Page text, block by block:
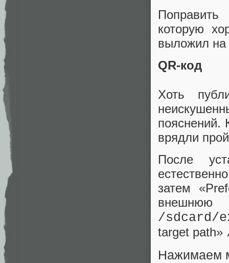
которую
выложил на
QR-код
Хоть
пояснений.
врядли
После
затем
внешнюю
/sdcard/
target path»
Нажимаем